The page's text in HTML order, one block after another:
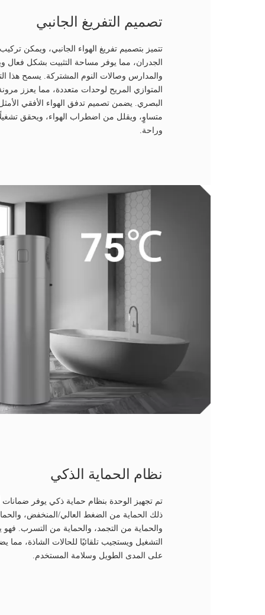
تصميم التفريغ الجانبي
تتميز بتصميم تفريغ الهواء الجانبي، ويمكن
الجدران، مما يوفر مساحة التثبيت بشكل فعال
والمدارس وصالات النوم المشتركة. يسمح هذا
المتوازي المريح لوحدات متعددة، مما يعزز
البصري. يضمن تصميم تدفق الهواء الأفقي
متساوٍ، ويقلل من اضطراب الهواء، ويحقق
وراحة.
نظام الحماية الذكي
تم تجهيز الوحدة بنظام حماية ذكي يوفر ضمانات
ذلك الحماية من الضغط العالي/المنخفض،
والحماية من التجمد، والحماية من التسرب. فهو
التشغيل ويستجيب تلقائيًا للحالات الشاذة، مما
على المدى الطويل وسلامة المستخدم.